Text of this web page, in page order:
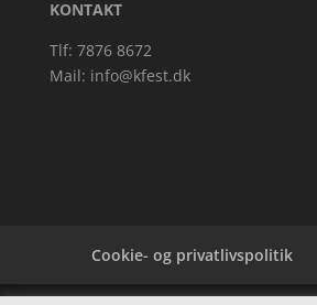
KONTAKT
Tlf: 7876 8672
Mail: info@kfest.dk
Cookie- og privatlivspolitik